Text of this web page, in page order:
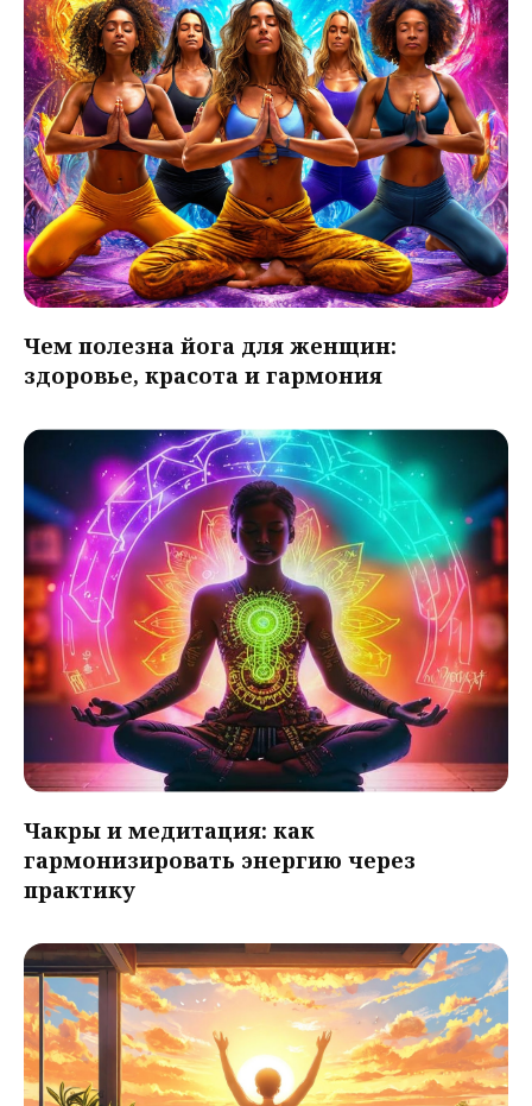
Чем полезна йога для женщин:
здоровье, красота и гармония
Чакры и медитация: как
гармонизировать энергию через
практику